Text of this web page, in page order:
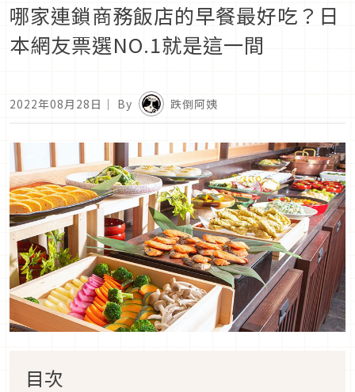
哪家連鎖商務飯店的早餐最好吃？日
本網友票選NO.1就是這一間
2022年08月28日 ｜ By 跌倒阿姨
目次